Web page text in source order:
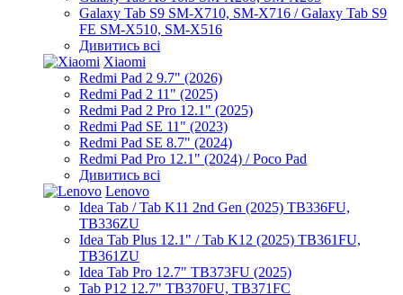
Galaxy Tab S9 SM-X710, SM-X716 / Galaxy Tab S9
FE SM-X510, SM-X516
Дивитись всі
Xiaomi
Redmi Pad 2 9.7" (2026)
Redmi Pad 2 11" (2025)
Redmi Pad 2 Pro 12.1" (2025)
Redmi Pad SE 11" (2023)
Redmi Pad SE 8.7" (2024)
Redmi Pad Pro 12.1" (2024) / Poco Pad
Дивитись всі
Lenovo
Idea Tab / Tab K11 2nd Gen (2025) TB336FU,
TB336ZU
Idea Tab Plus 12.1" / Tab K12 (2025) TB361FU,
TB361ZU
Idea Tab Pro 12.7" TB373FU (2025)
Tab P12 12.7" TB370FU, TB371FC